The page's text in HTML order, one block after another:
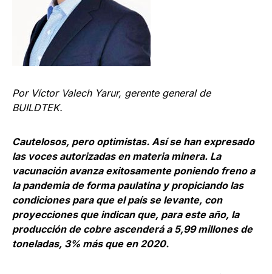
Por Víctor Valech Yarur, gerente general de
BUILDTEK.
Cautelosos, pero optimistas. Así se han expresado
las voces autorizadas en materia minera. La
vacunación avanza exitosamente poniendo freno a
la pandemia de forma paulatina y propiciando las
condiciones para que el país se levante, con
proyecciones que indican que, para este año, la
producción de cobre ascenderá a 5,99 millones de
toneladas, 3% más que en 2020.